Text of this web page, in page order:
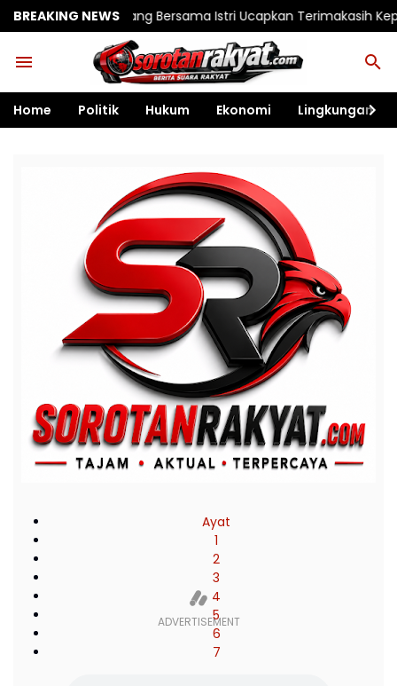
BREAKING NEWS
Istri Ucapkan Terimakasih Kepada TNI, Semoga
Home Politik Hukum Ekonomi Lingkungan
Ayat
1
2
3
4
5
6
7